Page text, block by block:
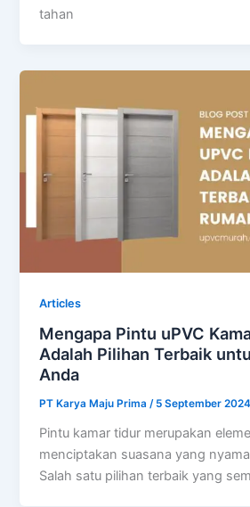
tahan
Articles
Mengapa Pintu uPVC
Adalah Pilihan Terbaik
Anda
PT Karya Maju Prima/ 5 September 2024
Pintu kamar tidur merupakan
menciptakan suasana yang
Salah satu pilihan terbaik yang